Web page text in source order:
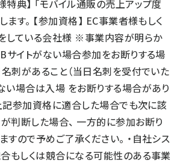
特典】 「モバイル通販の売上アップ度
ます。 【参加資格】 EC事業者様もしく
している会社様 ※事業内容が明らか
サイトがない場合参加をお断りする場
刺があること（当日名刺を受付でいた
い場合は入場 をお断りする場合があり
上記参加資格に適合した場合でも次に該
判断した場合、 一方的に参加お断り
すので予めご了承ください。 ・自社シス
もしくは競合になる可能性のある事業